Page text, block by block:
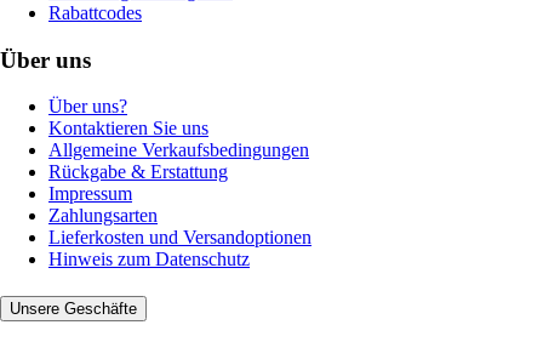
Rabattcodes
Über uns
Über uns?
Kontaktieren Sie uns
Allgemeine Verkaufsbedingungen
Rückgabe & Erstattung
Impressum
Zahlungsarten
Lieferkosten und Versandoptionen
Hinweis zum Datenschutz
Unsere Geschäfte